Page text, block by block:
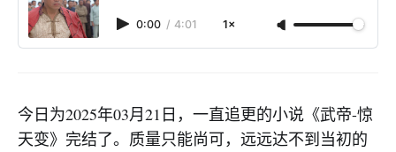
0:00 / 4:01 1×
今日为2025年03月21日，一直追更的小说《武帝-惊
天变》完结了。质量只能尚可，远远达不到当初的